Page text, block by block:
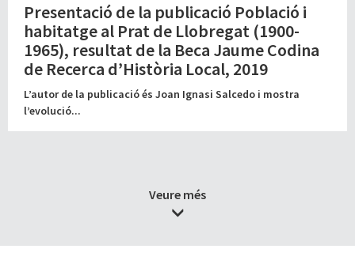
Presentació de la publicació Població i
habitatge al Prat de Llobregat (1900-
1965), resultat de la Beca Jaume Codina
de Recerca d’Història Local, 2019
L’autor de la publicació és Joan Ignasi Salcedo i mostra
l’evolució...
Veure més